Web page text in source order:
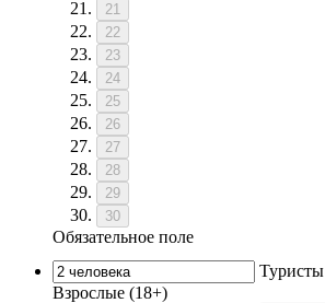
21
22
23
24
25
26
27
28
29
30
Обязательное поле
Туристы
Взрослые (18+)